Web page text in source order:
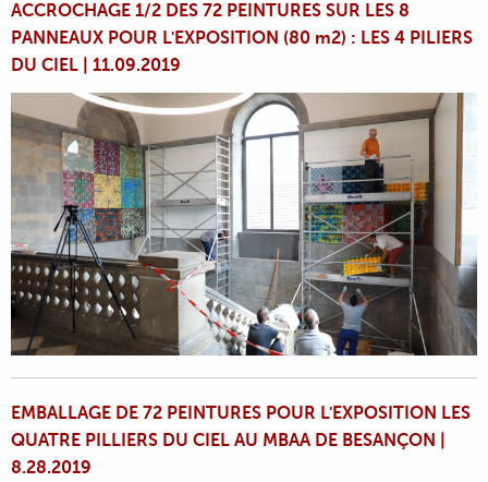
ACCROCHAGE 1/2 DES 72 PEINTURES SUR LES 8
PANNEAUX POUR L'EXPOSITION (80 m2) : LES 4 PILIERS
DU CIEL | 11.09.2019
EMBALLAGE DE 72 PEINTURES POUR L'EXPOSITION LES
QUATRE PILLIERS DU CIEL AU MBAA DE BESANÇON |
8.28.2019